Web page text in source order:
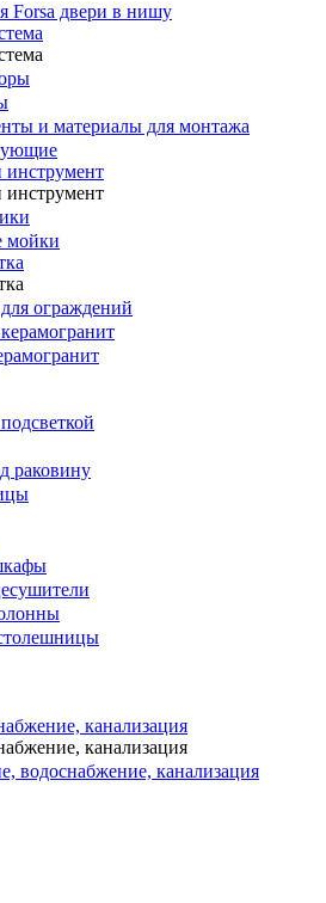
Forsa двери в нишу
и материалы для монтажа
инструмент
инструмент
мойки
ограждений
раковину
канализация
канализация
водоснабжение, канализация